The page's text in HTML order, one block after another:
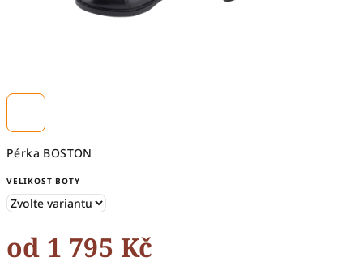
Pérka BOSTON
VELIKOST BOTY
od 1 795 Kč